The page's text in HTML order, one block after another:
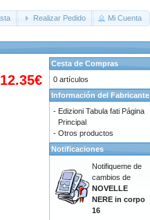
Realizar Pedido Mi Cuenta
12.35€
Cesta de Compras
0 artículos
Información del Fabricante
- Edizioni Tabula fati Página
Principal
- Otros productos
Notificaciones
Notifiqueme de
cambios de
NOVELLE
NERE in corpo
16